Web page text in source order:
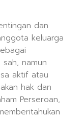
dan
keluarga
namun
aktif atau
hak dan
Perseroan,